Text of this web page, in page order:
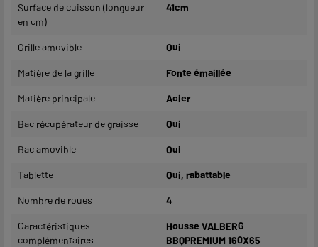
Surface de cuisson (longueur
en cm)
41cm
Grille amovible Oui
Matière de la grille Fonte émaillée
Matière principale Acier
Bac récupérateur de graisse Oui
Bac amovible Oui
Tablette Oui, rabattable
Nombre de roues 4
Caractéristiques
complémentaires
Housse VALBERG
BBQPREMIUM 160X65